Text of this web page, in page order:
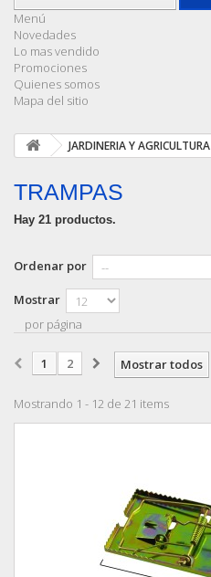
Menú
Novedades
Lo mas vendido
Promociones
Quienes somos
Mapa del sitio
JARDINERIA Y AGRICULTURA
TRAMPAS
Hay 21 productos.
Ordenar por
Mostrar
por página
Mostrar todos
1 2
Mostrando 1 - 12 de 21 items